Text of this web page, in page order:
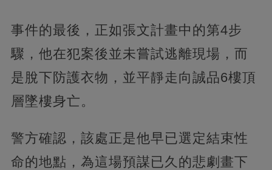
事件的最後，正如張文計畫中的第4步
驟，他在犯案後並未嘗試逃離現場，而
是脫下防護衣物，並平靜走向誠品6樓頂
層墜樓身亡。
警方確認，該處正是他早已選定結束性
命的地點，為這場預謀已久的悲劇畫下